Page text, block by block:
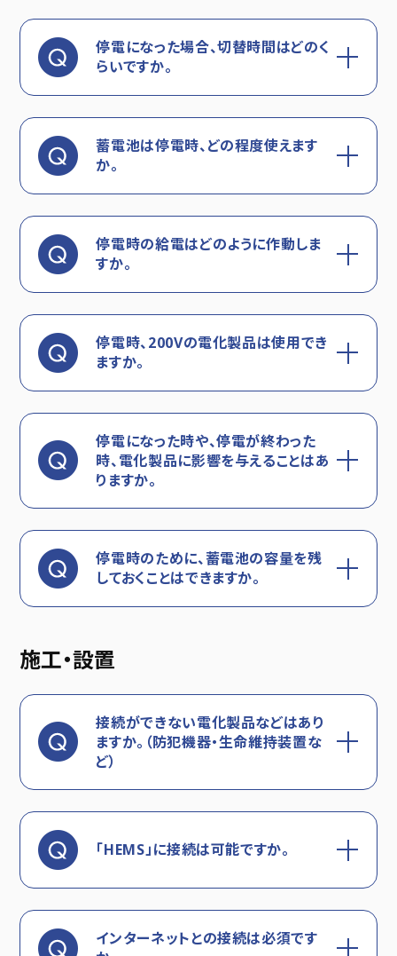
停電になった場合、切替時間はどのく
らいですか。
蓄電池は停電時、どの程度使えます
か。
停電時の給電はどのように作動しま
すか。
停電時、200Vの電化製品は使用でき
ますか。
停電になった時や、停電が終わった
時、電化製品に影響を与えることはあ
りますか。
停電時のために、蓄電池の容量を残
しておくことはできますか。
施工・設置
接続ができない電化製品などはあり
ますか。（防犯機器・生命維持装置な
ど）
「HEMS」に接続は可能ですか。
インターネットとの接続は必須です